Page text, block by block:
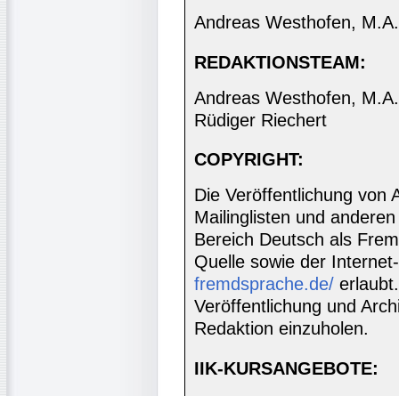
Andreas Westhofen, M.A.
REDAKTIONSTEAM:
Andreas Westhofen,
Rüdiger Riechert
COPYRIGHT:
Die Veröffentlichung von
Mailinglisten und
Bereich Deutsch als
Quelle sowie der
fremdsprache.de/
Veröffentlichung und
Redaktion einzuholen.
IIK-KURSANGEBOTE: